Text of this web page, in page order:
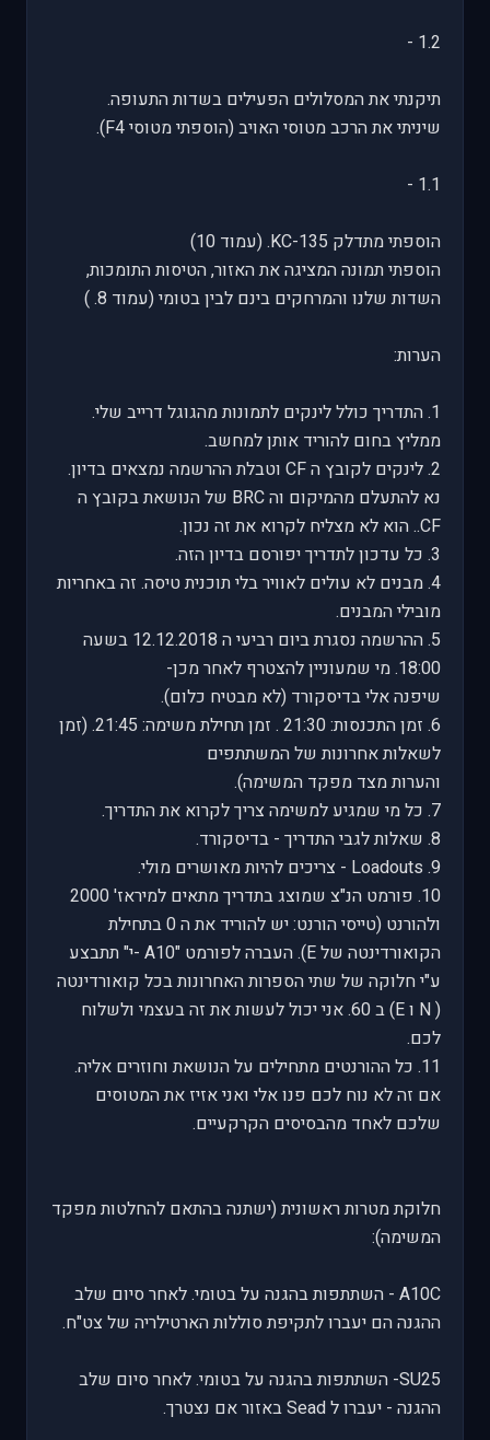
1.2 -
תיקנתי את המסלולים הפעילים בשדות התעופה.
שיניתי את הרכב מטוסי האויב (הוספתי מטוסי F4).
1.1 -
הוספתי מתדלק KC-135. (עמוד 10)
הוספתי תמונה המציגה את האזור, הטיסות התומכות,
השדות שלנו והמרחקים בינם לבין בטומי (עמוד 8. )
הערות:
1. התדריך כולל לינקים לתמונות מהגוגל דרייב שלי.
ממליץ בחום להוריד אותן למחשב.
2. לינקים לקובץ ה CF וטבלת ההרשמה נמצאים בדיון.
נא להתעלם מהמיקום וה BRC של הנושאת בקובץ ה
CF.. הוא לא מצליח לקרוא את זה נכון.
3. כל עדכון לתדריך יפורסם בדיון הזה.
4. מבנים לא עולים לאוויר בלי תוכנית טיסה. זה באחריות
מובילי המבנים.
5. ההרשמה נסגרת ביום רביעי ה 12.12.2018 בשעה
18:00. מי שמעוניין להצטרף לאחר מכן-
שיפנה אלי בדיסקורד (לא מבטיח כלום).
6. זמן התכנסות: 21:30 . זמן תחילת משימה: 21:45. (זמן
לשאלות אחרונות של המשתתפים
והערות מצד מפקד המשימה).
7. כל מי שמגיע למשימה צריך לקרוא את התדריך.
8. שאלות לגבי התדריך - בדיסקורד.
9. Loadouts - צריכים להיות מאושרים מולי.
10. פורמט הנ"צ שמוצג בתדריך מתאים למיראז' 2000
ולהורנט (טייסי הורנט: יש להוריד את ה 0 בתחילת
הקואורדינטה של E). העברה לפורמט "A10 -י" תתבצע
ע"י חלוקה של שתי הספרות האחרונות בכל קואורדינטה
( N ו E) ב 60. אני יכול לעשות את זה בעצמי ולשלוח
לכם.
11. כל ההורנטים מתחילים על הנושאת וחוזרים אליה.
אם זה לא נוח לכם פנו אלי ואני אזיז את המטוסים
שלכם לאחד מהבסיסים הקרקעיים.
חלוקת מטרות ראשונית (ישתנה בהתאם להחלטות מפקד
המשימה):
A10C - השתתפות בהגנה על בטומי. לאחר סיום שלב
ההגנה הם יעברו לתקיפת סוללות הארטילריה של צט"ח.
SU25- השתתפות בהגנה על בטומי. לאחר סיום שלב
ההגנה - יעברו ל Sead באזור אם נצטרך.